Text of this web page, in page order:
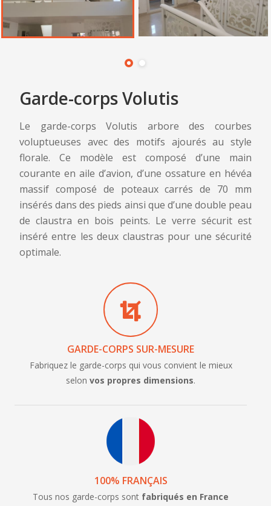
Garde-corps Volutis- Demande de renseignement
Numéro de téléphone *
Garde-corps Volutis
Le garde-corps Volutis arbore des courbes
voluptueuses avec des motifs ajourés au style
florale. Ce modèle est composé d’une main
courante en aile d’avion, d’une ossature en hévéa
massif composé de poteaux carrés de 70 mm
insérés dans des pieds ainsi que d’une double peau
de claustra en bois peints. Le verre sécurit est
inséré entre les deux claustras pour une sécurité
optimale.
GARDE-CORPS SUR-MESURE
Fabriquez le garde-corps qui vous convient le mieux
selon vos propres dimensions.
100% FRANÇAIS
Tous nos garde-corps sont fabriqués en France
Garde-corps Volutis - Laisser un commentaire
Votre adresse e-mail ne sera pas publiée.